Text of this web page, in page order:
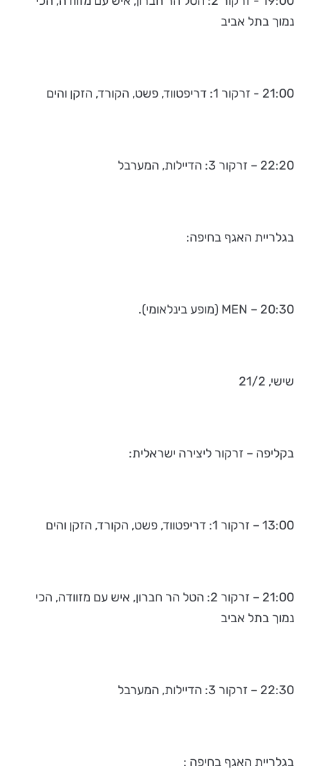
נמוך בתל אביב
21:00 - זרקור 1: דריפטווד, פשט, הקורד, הזקן והים
22:20 – זרקור 3: הדיילות, המערבל
בגלריית האגף בחיפה:
20:30 – MEN (מופע בינלאומי).
שישי, 21/2
בקליפה – זרקור ליצירה ישראלית:
13:00 – זרקור 1: דריפטווד, פשט, הקורד, הזקן והים
21:00 – זרקור 2: הטל הר חברון, איש עם מזוודה, הכי
נמוך בתל אביב
22:30 – זרקור 3: הדיילות, המערבל
בגלריית האגף בחיפה :